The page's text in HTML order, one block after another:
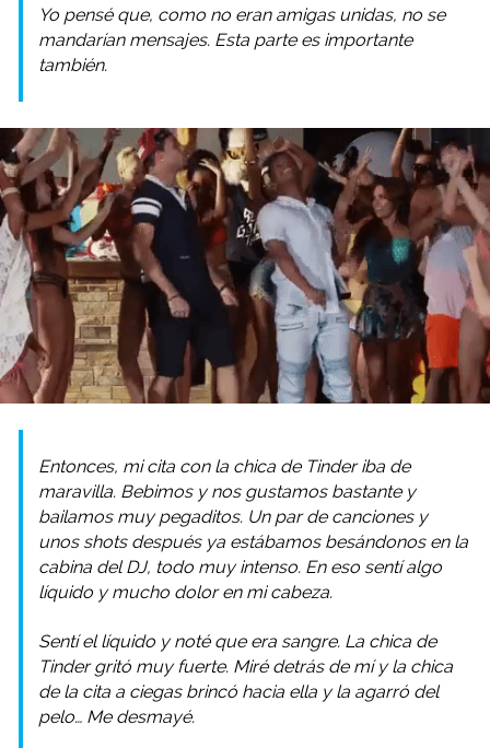
Yo pensé que, como no eran amigas unidas, no se
mandarían mensajes. Esta parte es importante
también.
Entonces, mi cita con la chica de Tinder iba de
maravilla. Bebimos y nos gustamos bastante y
bailamos muy pegaditos. Un par de canciones y
unos shots después ya estábamos besándonos en la
cabina del DJ, todo muy intenso. En eso sentí algo
líquido y mucho dolor en mi cabeza.
Sentí el líquido y noté que era sangre. La chica de
Tinder gritó muy fuerte. Miré detrás de mí y la chica
de la cita a ciegas brincó hacia ella y la agarró del
pelo… Me desmayé.